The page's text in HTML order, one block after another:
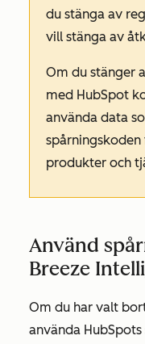
du stänga av
vill stänga av
Om du stänger
med HubSpot
använda data
produkter och
Använd
Breeze
Om du har valt
använda